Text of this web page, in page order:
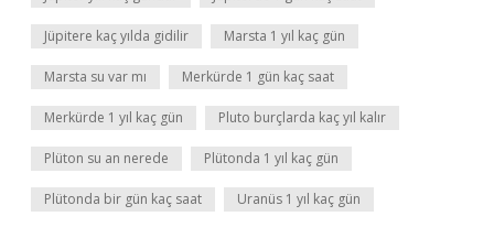
Jüpitere kaç yılda gidilir Marsta 1 yıl kaç gün
Marsta su var mı Merkürde 1 gün kaç saat
Merkürde 1 yıl kaç gün Pluto burçlarda kaç yıl kalır
Plüton su an nerede Plütonda 1 yıl kaç gün
Plütonda bir gün kaç saat Uranüs 1 yıl kaç gün